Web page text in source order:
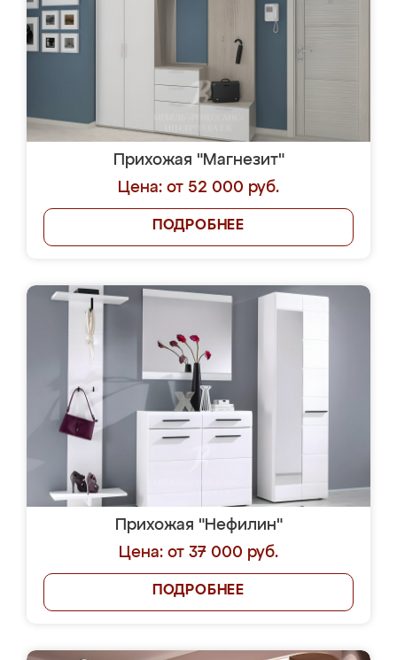
Прихожая "Магнезит"
Цена: от 52 000 руб.
ПОДРОБНЕЕ
Прихожая "Нефилин"
Цена: от 37 000 руб.
ПОДРОБНЕЕ